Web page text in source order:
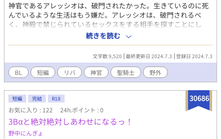
神官であるアレッシオは、破門されたかった。生きているのに死
んでいるような生活はもう嫌だ。アレッシオは、破門されるべ
く、神殿で禁じられているセックスをする相手を探すことにし
た。 目が死んでいる美形神官（29）と目が死んでいる男前聖騎士
（28）のリバ。 ※リバです。 ※ムーンライトノベルズさんでも公
続きを読む
文字数 9,520 最終更新日 2024.7.3 登録日 2024.7.3
BL 短編 リバ 神官 聖騎士 野外
30686
短編 完結 R18
お気に入り : 122 24h.ポイント : 0
3Bαと絶対絶対しあわせになるっ！
野中にんぎょ